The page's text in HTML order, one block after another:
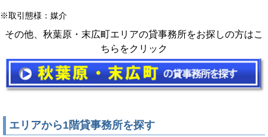
※取引態様：媒介
その他、秋葉原・末広町エリアの貸事務所をお探しの方はこ
ちらをクリック
エリアから1階貸事務所を探す